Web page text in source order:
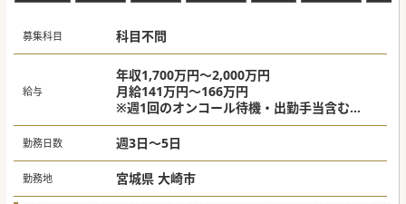
募集科目 科目不問
給与
年収1,700万円～2,000万円
月給141万円～166万円
※週1回のオンコール待機・出勤手当含む
※週5日勤務のベース給与＋オンコール手当な
ど含む(専門診療科・在宅診療経験・保有資格
等により、総合的に判断させていただきます)
勤務日数 週3日～5日
勤務地 宮城県 大崎市